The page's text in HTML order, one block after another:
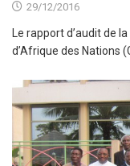
29/12/2016
Le rapport d’audit de
d’Afrique des Nations